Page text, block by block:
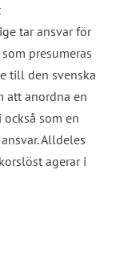
tar ansvar för
presumeras
till den svenska
att anordna en
som en
Alldeles
agerar i